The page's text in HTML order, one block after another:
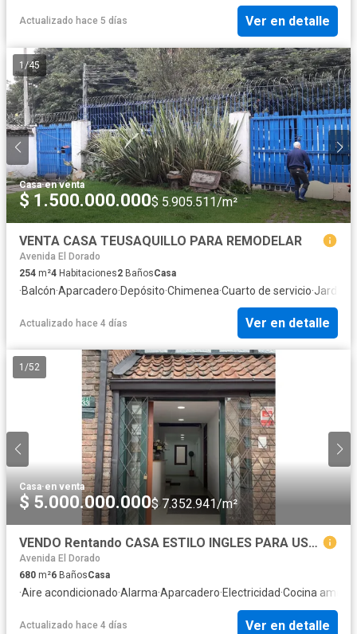
Actualizado hace 5 días Ver en detalle
1/45
Casa·en venta
$ 1.500.000.000$ 5.905.511/m²
VENTA CASA TEUSAQUILLO PARA REMODELAR
Avenida El Dorado
254 m²4 Habitaciones2 BañosCasa
·Balcón·Aparcadero·Depósito·Chimenea·Cuarto de servicio·Jardín
Actualizado hace 4 días Ver en detalle
1 /52
Casa·en venta
$ 5.000.000.000$ 7.352.941/m²
VENDO Rentando CASA ESTILO INGLES PARA USO COMERCIAL
Avenida El Dorado
680 m²6 BañosCasa
·Aire acondicionado·Alarma·Aparcadero·Electricidad·Cocina
Actualizado hace 4 días Ver en detalle